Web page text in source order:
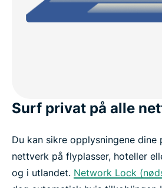
Surf privat på alle
Du kan sikre opplysningene
nettverk på flyplasser, hoteller
og i utlandet. Network Lock